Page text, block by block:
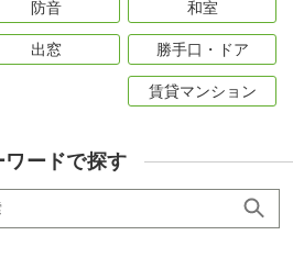
防音 和室
出窓 勝手口・ドア
賃貸マンション
ワードで探す